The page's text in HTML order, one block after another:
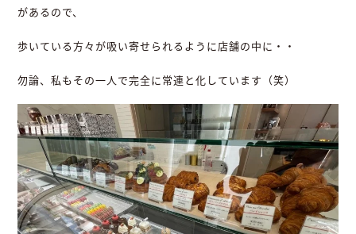
があるので、
歩いている方々が吸い寄せられるように店舗の中に・・
勿論、私もその一人で完全に常連と化しています（笑）